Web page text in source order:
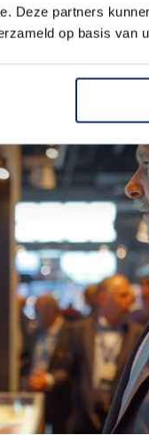
Deze partners
op basis van
de boeiende
voorbereid